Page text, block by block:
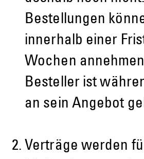
Bestellungen
innerhalb einer
Wochen
Besteller ist
an sein Angebot
Verträge werden